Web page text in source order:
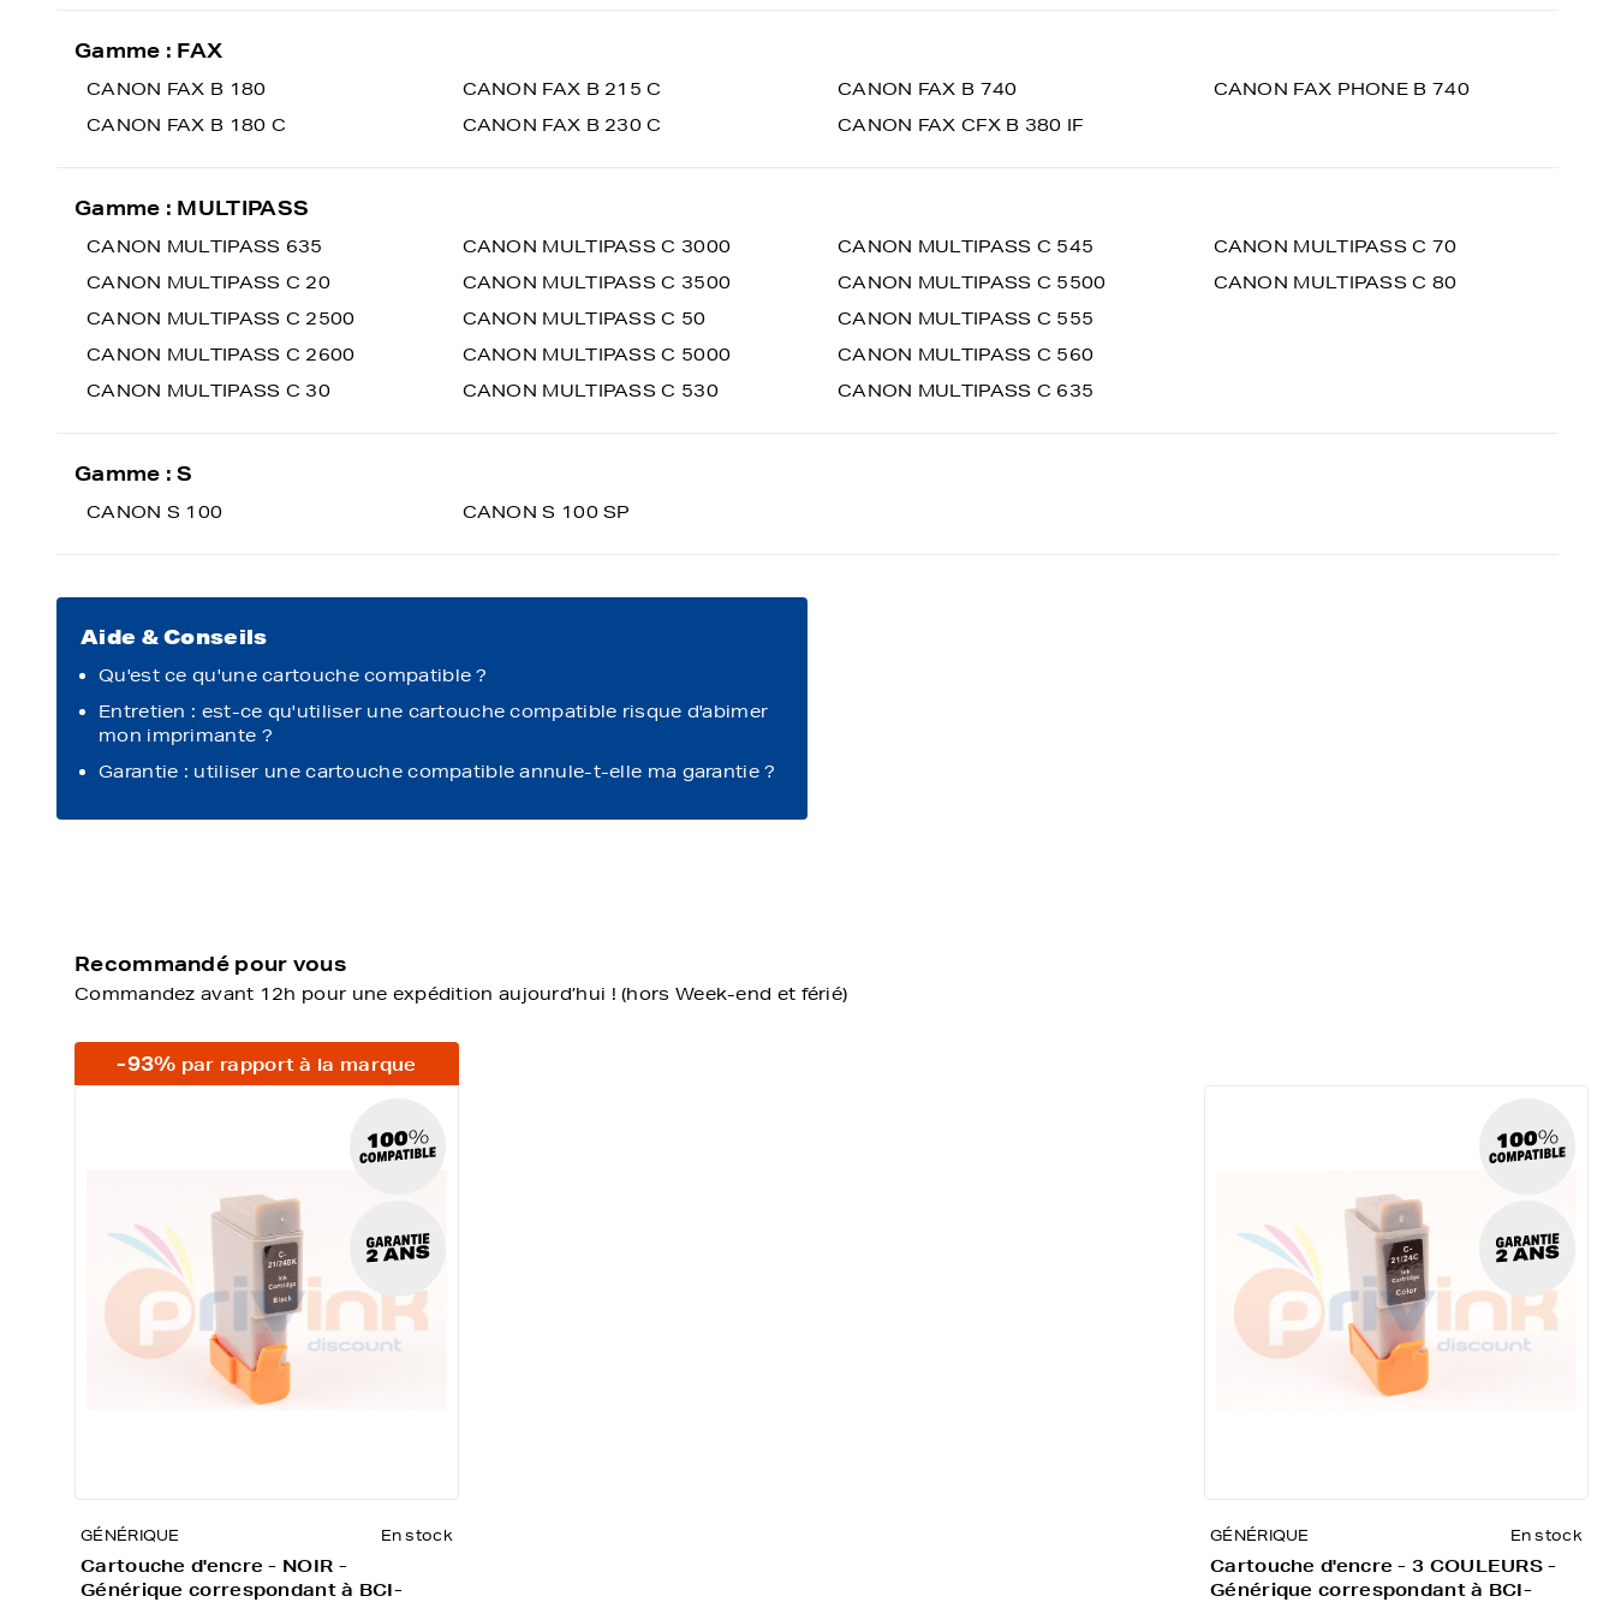
Gamme : FAX
CANON FAX B 180
CANON FAX B 180 C
CANON FAX B 215 C
CANON FAX B 230 C
CANON FAX B 740
CANON FAX CFX B 380 IF
CANON FAX PHONE B 740
Gamme : MULTIPASS
CANON MULTIPASS 635
CANON MULTIPASS C 20
CANON MULTIPASS C 2500
CANON MULTIPASS C 2600
CANON MULTIPASS C 30
CANON MULTIPASS C 3000
CANON MULTIPASS C 3500
CANON MULTIPASS C 50
CANON MULTIPASS C 5000
CANON MULTIPASS C 530
CANON MULTIPASS C 545
CANON MULTIPASS C 5500
CANON MULTIPASS C 555
CANON MULTIPASS C 560
CANON MULTIPASS C 635
CANON MULTIPASS C 70
CANON MULTIPASS C 80
Gamme : S
CANON S 100 CANON S 100 SP
Aide & Conseils
Qu'est ce qu'une cartouche compatible ?
Entretien : est-ce qu'utiliser une cartouche compatible risque d'abimer
mon imprimante ?
Garantie : utiliser une cartouche compatible annule-t-elle ma garantie ?
Recommandé pour vous
Commandez avant 12h pour une expédition aujourd’hui ! (hors Week-end et férié)
-93% par rapport à la marque
GÉNÉRIQUE En stock
Cartouche d'encre - NOIR -
Générique correspondant à BCI-
GÉNÉRIQUE En stock
Cartouche d'encre - 3 COULEURS -
Générique correspondant à BCI-